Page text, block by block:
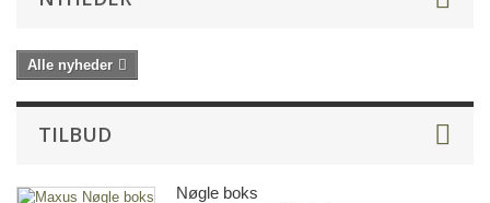
Alle nyheder
TILBUD
Nøgle boks